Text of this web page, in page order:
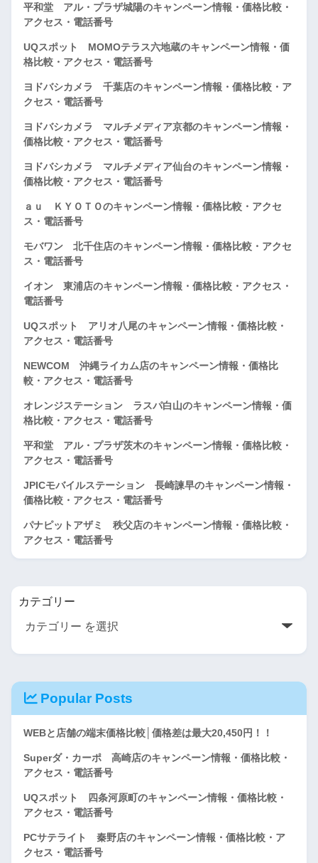
平和堂 アル・プラザ城陽のキャンペーン情報・価格比較・
アクセス・電話番号
UQスポット MOMOテラス六地蔵のキャンペーン情報・価
格比較・アクセス・電話番号
ヨドバシカメラ 千葉店のキャンペーン情報・価格比較・ア
クセス・電話番号
ヨドバシカメラ マルチメディア京都のキャンペーン情報・
価格比較・アクセス・電話番号
ヨドバシカメラ マルチメディア仙台のキャンペーン情報・
価格比較・アクセス・電話番号
ａｕ ＫＹＯＴＯのキャンペーン情報・価格比較・アクセ
ス・電話番号
モバワン 北千住店のキャンペーン情報・価格比較・アクセ
ス・電話番号
イオン 東浦店のキャンペーン情報・価格比較・アクセス・
電話番号
UQスポット アリオ八尾のキャンペーン情報・価格比較・
アクセス・電話番号
NEWCOM 沖縄ライカム店のキャンペーン情報・価格比
較・アクセス・電話番号
オレンジステーション ラスパ白山のキャンペーン情報・価
格比較・アクセス・電話番号
平和堂 アル・プラザ茨木のキャンペーン情報・価格比較・
アクセス・電話番号
JPICモバイルステーション 長崎諫早のキャンペーン情報・
価格比較・アクセス・電話番号
パナピットアザミ 秩父店のキャンペーン情報・価格比較・
アクセス・電話番号
カテゴリー
Popular Posts
WEBと店舗の端末価格比較│価格差は最大20,450円！！
Superダ・カーポ 高崎店のキャンペーン情報・価格比較・
アクセス・電話番号
UQスポット 四条河原町のキャンペーン情報・価格比較・
アクセス・電話番号
PCサテライト 秦野店のキャンペーン情報・価格比較・ア
クセス・電話番号